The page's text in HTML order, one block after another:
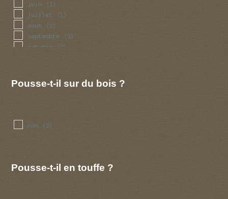
juin (1)
juillet (1)
aout (2)
septembre (2)
octobre (2)
Pousse-t-il sur du bois ?
non (2)
Pousse-t-il en touffe ?